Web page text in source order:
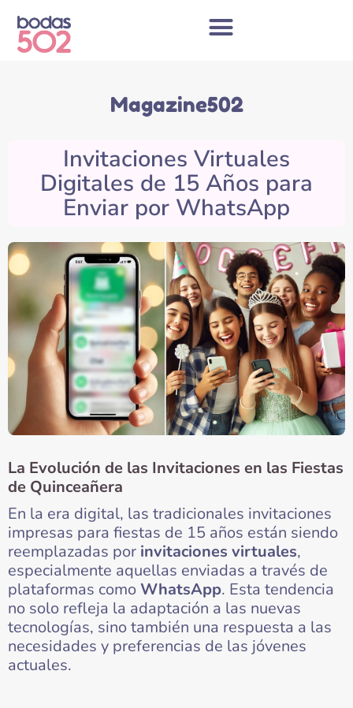
content
Magazine502
Invitaciones Virtuales
Digitales de 15 Años para
Enviar por WhatsApp
La Evolución de las Invitaciones en las Fiestas
de Quinceañera
En la era digital, las tradicionales invitaciones
impresas para fiestas de 15 años están siendo
reemplazadas por invitaciones virtuales,
especialmente aquellas enviadas a través de
plataformas como WhatsApp. Esta tendencia
no solo refleja la adaptación a las nuevas
tecnologías, sino también una respuesta a las
necesidades y preferencias de las jóvenes
actuales.